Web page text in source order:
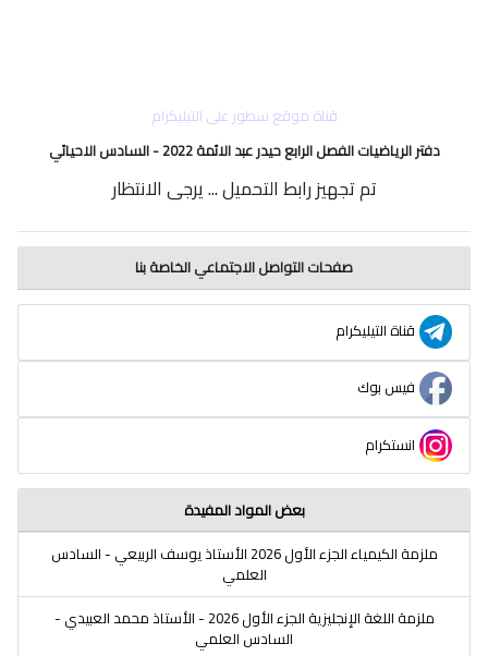
قناة موقع سطور على التيليكرام
دفتر الرياضيات الفصل الرابع حيدر عبد الائمة 2022 - السادس الاحيائي
تم تجهيز رابط التحميل ... يرجى الانتظار
صفحات التواصل الاجتماعي الخاصة بنا
قناة التيليكرام
فيس بوك
انستكرام
بعض المواد المفيدة
ملزمة الكيمياء الجزء الأول 2026 الأستاذ يوسف الربيعي - السادس
العلمي
ملزمة اللغة الإنجليزية الجزء الأول 2026 - الأستاذ محمد العبيدي -
السادس العلمي